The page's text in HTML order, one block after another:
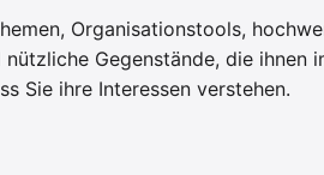
Organisationstools,
nützliche Gegenstände, die ihnen
Sie ihre Interessen verstehen.